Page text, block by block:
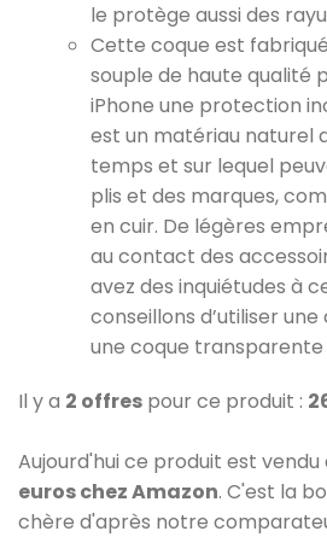
le protège aussi des
Cette coque est
souple de haute qualité
iPhone une protection
est un matériau naturel
temps et sur lequel
plis et des marques,
en cuir. De légères
au contact des
avez des inquiétudes à
conseillons d’utiliser
une coque transparente
Il y a 2 offres pour ce produit :
Aujourd'hui ce produit est vendu
euros chez Amazon. C'est la
chère d'après notre